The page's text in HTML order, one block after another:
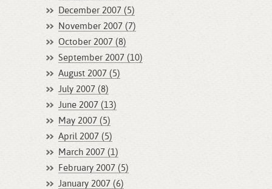
December 2007 (5)
November 2007 (7)
October 2007 (8)
September 2007 (10)
August 2007 (5)
July 2007 (8)
June 2007 (13)
May 2007 (5)
April 2007 (5)
March 2007 (1)
February 2007 (5)
January 2007 (6)